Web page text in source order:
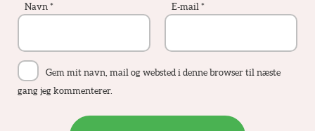
Navn * E-mail *
Gem mit navn, mail og websted i denne browser til næste
gang jeg kommenterer.